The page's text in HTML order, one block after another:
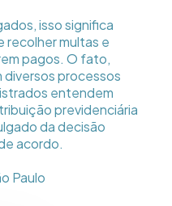
isso significa
recolher multas e
pagos. O fato,
processos
entendem
previdenciária
da decisão
acordo.
Paulo